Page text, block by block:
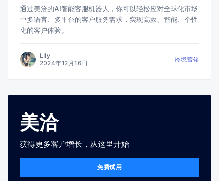
通过美洽的AI智能客服机器人，你可以轻松应对全球化市场
中多语言、多平台的客户服务需求，实现高效、智能、个性
化的客户体验。
Lily
2024年12月16日
跨境营销
美洽
获得更多客户增长，从这里开始
免费试用